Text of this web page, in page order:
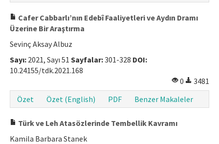
Cafer Cabbarlı’nın Edebî Faaliyetleri ve Aydın Dramı
Üzerine Bir Araştırma
Sevinç Aksay Albuz
Sayı: 2021, Sayı 51 Sayfalar:301-328 DOI:
10.24155/tdk.2021.168
0
3481
Özet
Özet (English) PDF Benzer Makaleler
Türk ve Leh Atasözlerinde Tembellik Kavramı
Kamila Barbara Stanek